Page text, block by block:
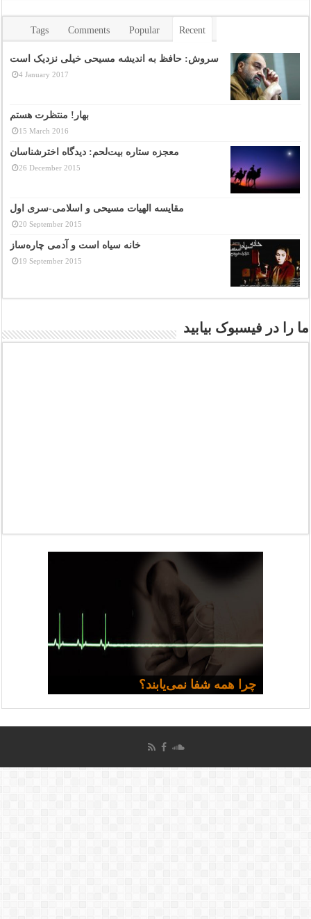
Recent
Popular
Comments
Tags
سروش: حافظ به اندیشه مسیحی خیلی نزدیک است
4 January 2017
بهار! منتظرت هستم
15 March 2016
معجزه ستاره بیت‌لحم: دیدگاه اخترشناسان
26 December 2015
مقایسه الهیات مسیحی و اسلامی-سری اول
20 September 2015
خانه سیاه است و آدمی چاره‌ساز
19 September 2015
ما را در فیسبوک بیابید
تشیع، تصوف و تاثیر آن بر مسیحیت
ایرانی
چرا همه شفا نمی‌یابند؟
مسیحی و سیاست: مجموعه
سخنرانی‌ها